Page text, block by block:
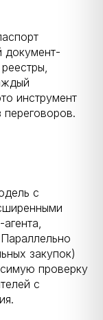
документ-
инструмент
с
закупок)
проверку
с